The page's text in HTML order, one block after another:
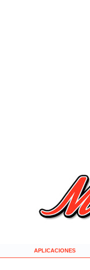
APLICACIONES